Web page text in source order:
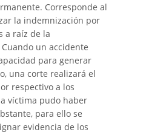
Corresponde al
la indemnización por
a raíz de la
un accidente
para generar
una corte realizará el
respectivo a los
víctima pudo haber
para ello se
evidencia de los